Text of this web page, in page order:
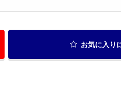
お気に入り